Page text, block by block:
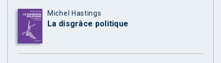
Michel Hastings
La disgrâce politique